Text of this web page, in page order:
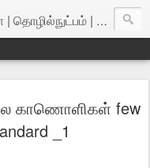
| அறிவியல்
காணொளிகள் few
_1